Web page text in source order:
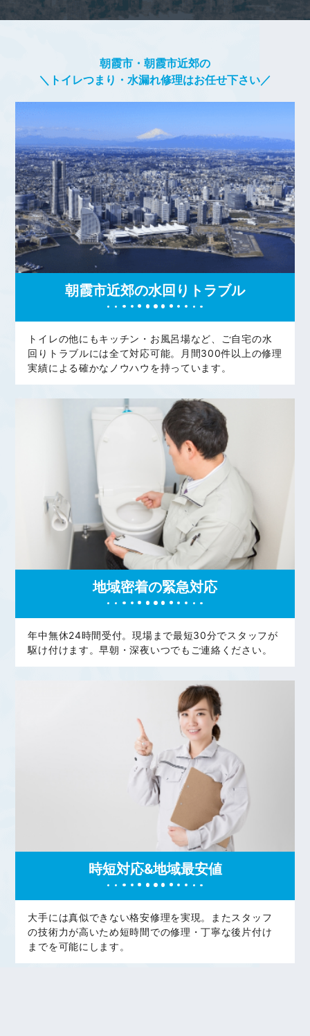
朝霞市・朝霞市近郊の
＼トイレつまり・水漏れ修理はお任せ下さい／
朝霞市近郊の水回りトラブル
トイレの他にもキッチン・お風呂場など、ご自宅の水
回りトラブルには全て対応可能。月間300件以上の修理
実績による確かなノウハウを持っています。
地域密着の緊急対応
年中無休24時間受付。現場まで最短30分でスタッフが
駆け付けます。早朝・深夜いつでもご連絡ください。
時短対応&地域最安値
大手には真似できない格安修理を実現。またスタッフ
の技術力が高いため短時間での修理・丁寧な後片付け
までを可能にします。